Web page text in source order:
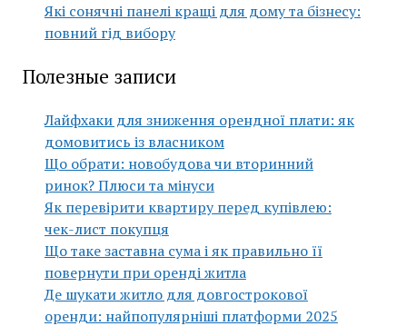
Які сонячні панелі кращі для дому та бізнесу:
повний гід вибору
Полезные записи
Лайфхаки для зниження орендної плати: як
домовитись із власником
Що обрати: новобудова чи вторинний
ринок? Плюси та мінуси
Як перевірити квартиру перед купівлею:
чек-лист покупця
Що таке заставна сума і як правильно її
повернути при оренді житла
Де шукати житло для довгострокової
оренди: найпопулярніші платформи 2025